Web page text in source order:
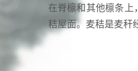
在脊檩和其他檩条
秸屋面。麦秸是麦秆